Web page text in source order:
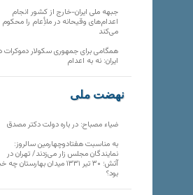
جبهه ملی ایران-خارج از کشور انجام
اعدام‌های وقیحانه در ملأِعام را محکوم
می‌کند
همگامی برای جمهوری سکولار دموکرات
ایران: نه به اعدام
نهضت ملی
ضیاء مصباح: در باره دولت دکتر مصدق
به مناسبت هفتادوچهارمین سالروز:
نمایندگان مجلس زار می‌زدند/ تهران در
آتش؛ ۳۰ تیر ۱۳۳۱ میدان بهارستان چه
بود؟